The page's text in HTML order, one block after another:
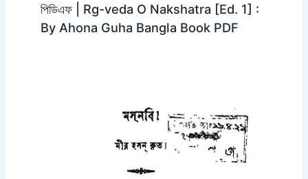
পিডিএফ | Rg-veda O Nakshatra [Ed. 1] :
By Ahona Guha Bangla Book PDF